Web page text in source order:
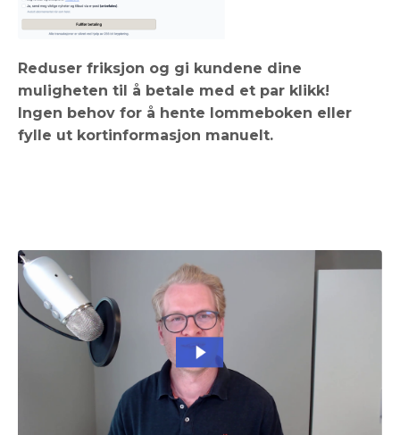
Reduser friksjon og gi kundene dine
muligheten til å betale med et par klikk!
Ingen behov for å hente lommeboken eller
fylle ut kortinformasjon manuelt.